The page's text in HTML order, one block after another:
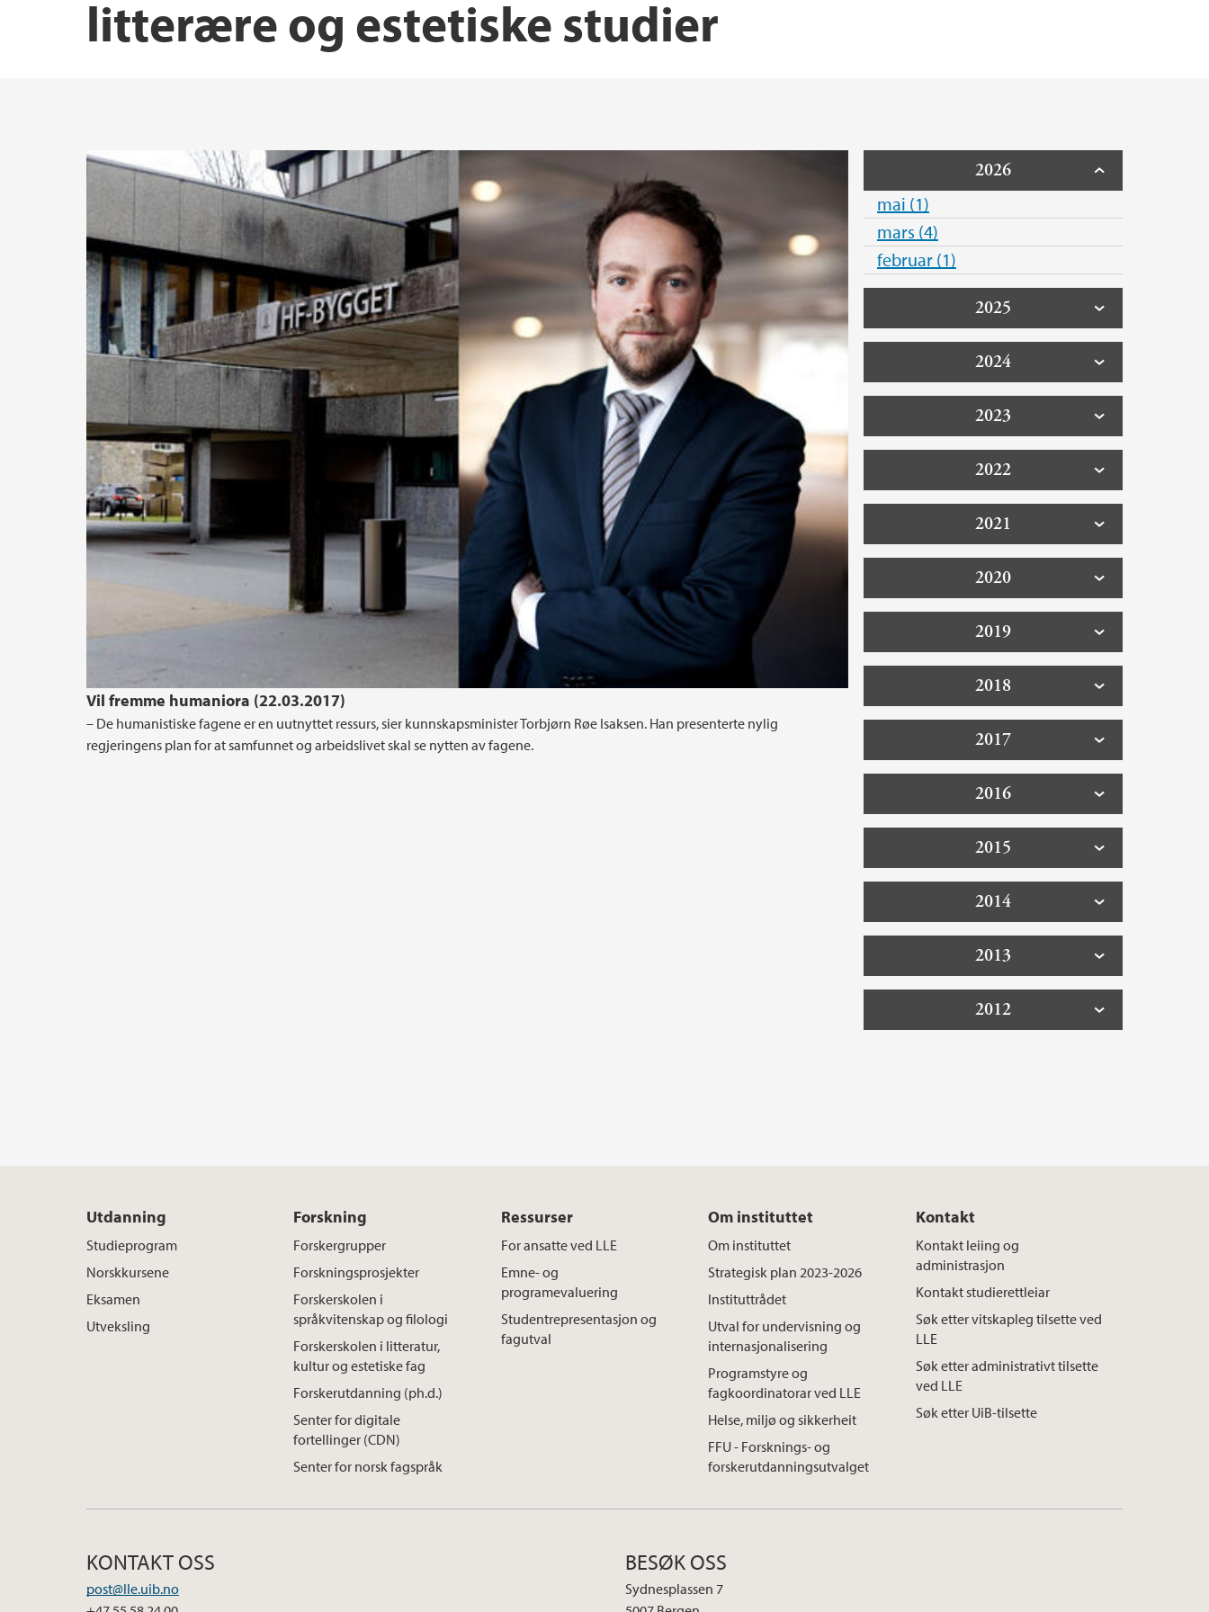
Senter for norsk fagspråk FFU - Forsknings- og forskerutdanningsutvalget
litterære og estetiske studier
Vil fremme humaniora (22.03.2017)
– De humanistiske fagene er en uutnyttet ressurs, sier kunnskapsminister Torbjørn Røe Isaksen. Han presenterte nylig
regjeringens plan for at samfunnet og arbeidslivet skal se nytten av fagene.
2026
mai (1)
mars (4)
februar (1)
2025
2024
2023
2022
2021
2020
2019
2018
2017
2016
2015
2014
2013
2012
Utdanning
Studieprogram
Norskkursene
Eksamen
Utveksling
Forskning
Forskergrupper
Forskningsprosjekter
Forskerskolen i
språkvitenskap og filologi
Forskerskolen i litteratur,
kultur og estetiske fag
Forskerutdanning (ph.d.)
Senter for digitale
fortellinger (CDN)
Senter for norsk fagspråk
Ressurser
For ansatte ved LLE
Emne- og
programevaluering
Studentrepresentasjon og
fagutval
Om instituttet
Om instituttet
Strategisk plan 2023-2026
Instituttrådet
Utval for undervisning og
internasjonalisering
Programstyre og
fagkoordinatorar ved LLE
Helse, miljø og sikkerheit
FFU - Forsknings- og
forskerutdanningsutvalget
Kontakt
Kontakt leiing og
administrasjon
Kontakt studierettleiar
Søk etter vitskapleg tilsette ved
LLE
Søk etter administrativt tilsette
ved LLE
Søk etter UiB-tilsette
KONTAKT OSS
post@lle.uib.no
BESØK OSS
Sydnesplassen 7